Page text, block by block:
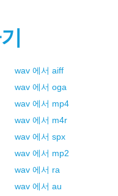
wav 에서 aiff
wav 에서 oga
wav 에서 mp4
wav 에서 m4r
wav 에서 spx
wav 에서 mp2
wav 에서 ra
wav 에서 au